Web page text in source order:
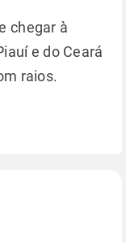
chegar à
e do Ceará
com raios.